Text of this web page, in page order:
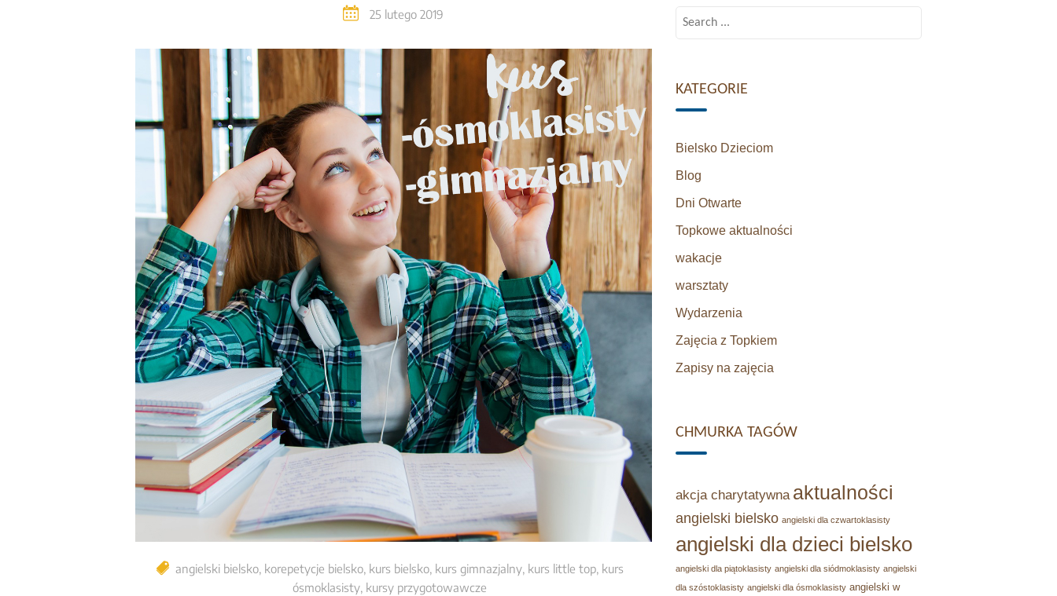
25 lutego 2019
angielski bielsko, korepetycje bielsko, kurs bielsko, kurs gimnazjalny, kurs little top, kurs
ósmoklasisty, kursy przygotowawcze
Search
KATEGORIE
Bielsko Dzieciom
Blog
Dni Otwarte
Topkowe aktualności
wakacje
warsztaty
Wydarzenia
Zajęcia z Topkiem
Zapisy na zajęcia
CHMURKA TAGÓW
akcja charytatywna aktualności
angielski bielsko angielski dla czwartoklasisty
angielski dla dzieci bielsko
angielski dla piątoklasisty angielski dla siódmoklasisty angielski
dla szóstoklasisty angielski dla ósmoklasisty angielski w